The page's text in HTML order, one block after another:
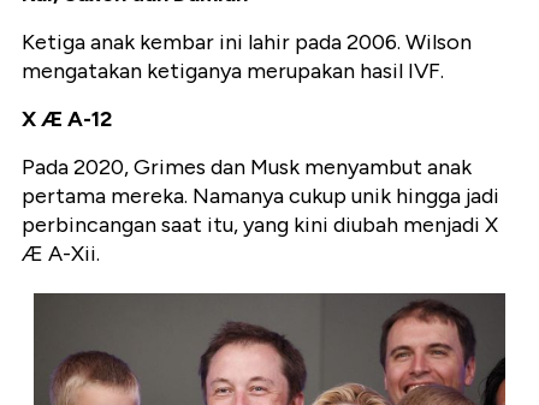
Ketiga anak kembar ini lahir pada 2006. Wilson
mengatakan ketiganya merupakan hasil IVF.
X Æ A-12
Pada 2020, Grimes dan Musk menyambut anak
pertama mereka. Namanya cukup unik hingga jadi
perbincangan saat itu, yang kini diubah menjadi X
Æ A-Xii.